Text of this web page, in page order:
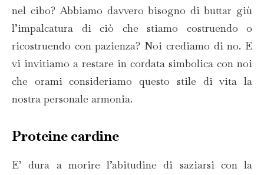
nel cibo? Abbiamo davvero bisogno di buttar giù
l’impalcatura di ciò che stiamo costruendo o
ricostruendo con pazienza? Noi crediamo di no. E
vi invitiamo a restare in cordata simbolica con noi
che orami consideriamo questo stile di vita la
nostra personale armonia.
Proteine cardine
E’ dura a morire l’abitudine di saziarsi con la